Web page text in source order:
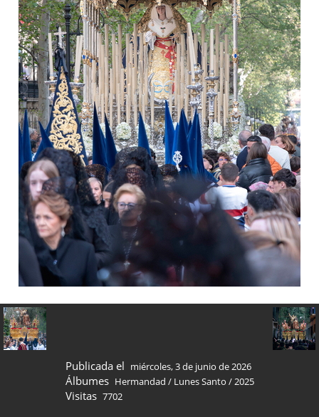
Publicada el miércoles, 3 de junio de 2026
Álbumes Hermandad / Lunes Santo /2025
Visitas 7702